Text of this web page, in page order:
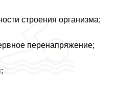
строения организма;
перенапряжение;